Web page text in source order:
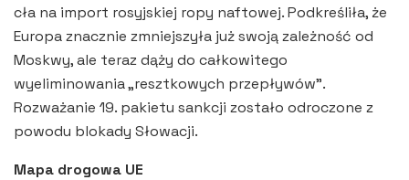
cła na import rosyjskiej ropy naftowej. Podkreśliła, że ​​
Europa znacznie zmniejszyła już swoją zależność od
Moskwy, ale teraz dąży do całkowitego
wyeliminowania „resztkowych przepływów”.
Rozważanie 19. pakietu sankcji zostało odroczone z
powodu blokady Słowacji.
Mapa drogowa UE